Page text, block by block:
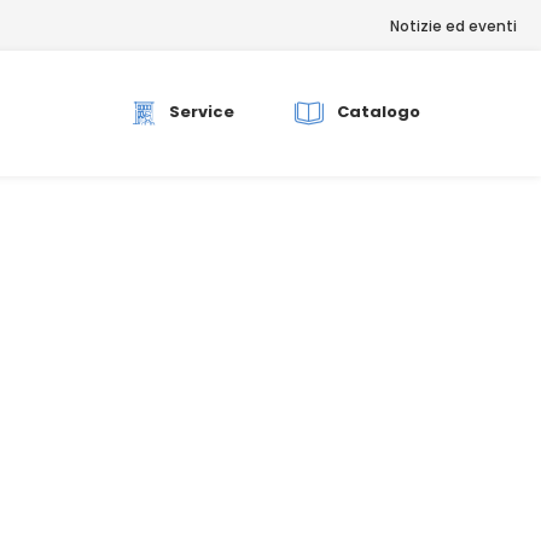
Notizie ed eventi
Service Catalogo